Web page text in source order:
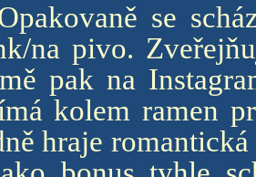
se
na pivo.
pak na
kolem ramen
hraje